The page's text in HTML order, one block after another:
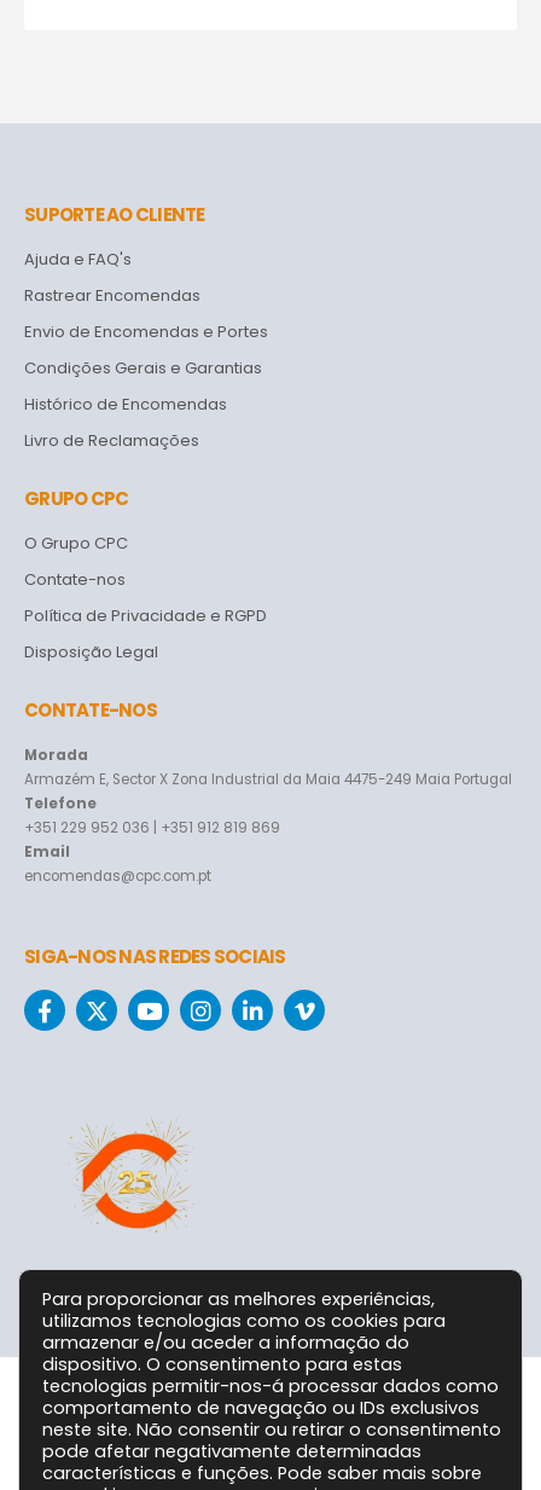
SUPORTE AO CLIENTE
Ajuda e FAQ's
Rastrear Encomendas
Envio de Encomendas e Portes
Condições Gerais e Garantias
Histórico de Encomendas
Livro de Reclamações
GRUPO CPC
O Grupo CPC
Contate-nos
Política de Privacidade e RGPD
Disposição Legal
CONTATE-NOS
Morada
Armazém E, Sector X Zona Industrial da Maia 4475-249 Maia Portugal
Telefone
+351 229 952 036 | +351 912 819 869
Email
encomendas@cpc.com.pt
SIGA-NOS NAS REDES SOCIAIS
Grupo CPC @ 2026. Todos os Direitos Reservados!
Para proporcionar as melhores experiências,
utilizamos tecnologias como os cookies para
armazenar e/ou aceder a informação do
dispositivo. O consentimento para estas
tecnologias permitir-nos-á processar dados como
comportamento de navegação ou IDs exclusivos
neste site. Não consentir ou retirar o consentimento
pode afetar negativamente determinadas
características e funções. Pode saber mais sobre